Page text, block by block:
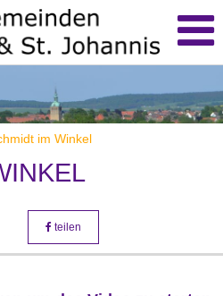
im Winkel
teilen